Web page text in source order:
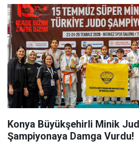
Konya Büyükşehirli Minik
Şampiyonaya Damga Vurdu!